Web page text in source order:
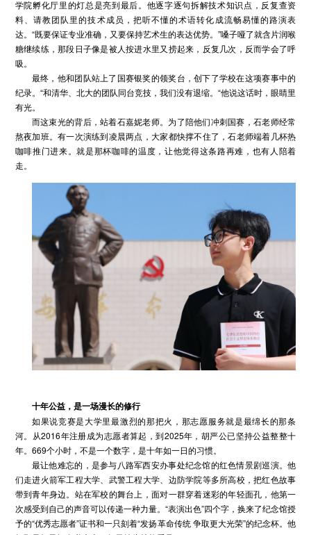
学院孵化厅里的灯总是亮到最后。他逐字逐句拆解技术知识点，反复查资
料、请教团队里的技术成员，把听不懂的术语转化成流畅易懂的路演表
达。“既要保证专业准确，又要保持艺术生的表达优势。”嗓子哑了就含片润喉
糖继续练，那段日子像是被人按进水里又捞起来，反复几次，反而学会了呼
吸。
最终，他和团队站上了国赛银奖的领奖台，创下了学校在这项赛事中的
纪录。“和清华、北大的团队同台竞技，我们没有退缩。“他说这话时，眼睛里
有光。
而这束光的背后，站着石嘉妮老师。为了陪他们冲刺国赛，石老师经常
熬夜加班。有一次演练到凌晨两点，大家都快撑不住了，石老师端着几杯热
咖啡推门进来。就是那杯咖啡的温度，让他觉得这条路再难，也有人陪着
走。
十年公益，是一场漫长的修行
如果说竞赛是大学里最激烈的那把火，那志愿服务就是最绵长的那条
河。从2016年注册成为志愿者算起，到2025年，胡严公已坚持公益整整十
年。669个小时，不是一个数字，是十年如一日的习惯。
最让他难忘的，是参与八路军西安办事处纪念馆的红色情景剧巡演。他
们走进火箭军工程大学、武警工程大学、边防学院等多所高校，把红色故事
带到青年身边。站在军校的舞台上，面对一群穿着迷彩的年轻面孔，他第一
次感受到自己的声音可以传递一种力量。“表演出色”四个字，换来了纪念馆授
予的“优秀志愿者”证书和一只刻着“发扬革命传统 争取更大光荣”的纪念杯。他